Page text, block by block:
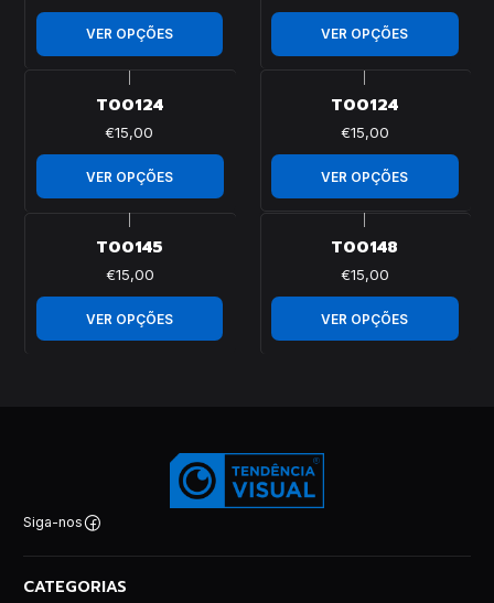
VER OPÇÕES VER OPÇÕES
T00124
€15,00
VER OPÇÕES
T00124
€15,00
VER OPÇÕES
T00145
€15,00
VER OPÇÕES
T00148
€15,00
VER OPÇÕES
Siga-nos
CATEGORIAS